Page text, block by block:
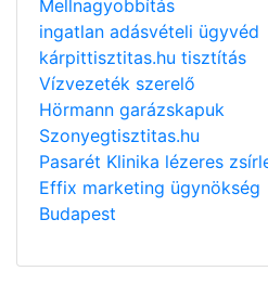
Mellnagyobbítás
ingatlan adásvételi ügyvéd
kárpittisztitas.hu tisztítás
Vízvezeték szerelő
Hörmann garázskapuk
Szonyegtisztitas.hu
Pasarét Klinika lézeres
Effix marketing ügynökség
Budapest